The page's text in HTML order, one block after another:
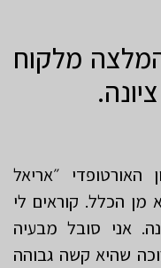
מלקוח
האורטופדי ״אריאל
מן הכלל. קוראים לי
נס ציונה. אני סובל מבעיה
שהיא קשה גבוהה